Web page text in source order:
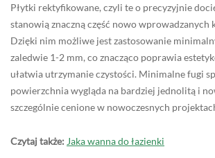
Płytki rektyfikowane, czyli te o precyzyjnie
stanowią znaczną część nowo wprowadzanych
Dzięki nim możliwe jest zastosowanie
zaledwie 1-2 mm, co znacząco poprawia
ułatwia utrzymanie czystości. Minimalne fugi
powierzchnia wygląda na bardziej jednolitą i
szczególnie cenione w nowoczesnych
Czytaj także: Jaka wanna do łazienki